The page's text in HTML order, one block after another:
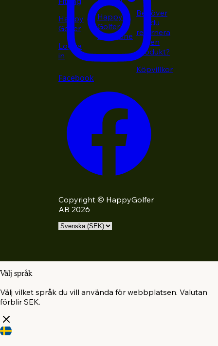
Happy
Golfer
Logga
in
Happy
Golfer
Magazine
Behöver
du
returnera
en
produkt?
Köpvillkor
Facebook
Copyright © HappyGolfer
AB 2026
Välj språk
Välj vilket språk du vill använda för webbplatsen. Valutan
förblir SEK.